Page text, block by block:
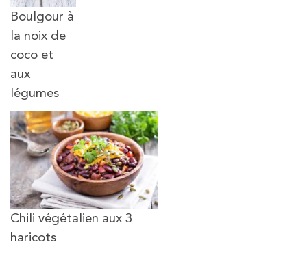
Boulgour à
la noix de
coco et
aux
légumes
Chili végétalien aux 3
haricots